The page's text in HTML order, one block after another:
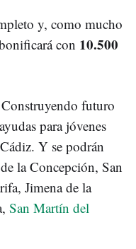
y, como mucho
con 10.500
futuro
para jóvenes
Y se podrán
la Concepción, San
Jimena de la
San Martín del